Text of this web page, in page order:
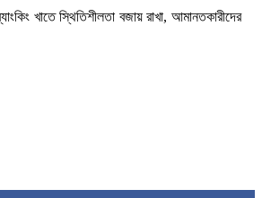
খাতে স্থিতিশীলতা বজায় রাখা, আমানতকারীদের